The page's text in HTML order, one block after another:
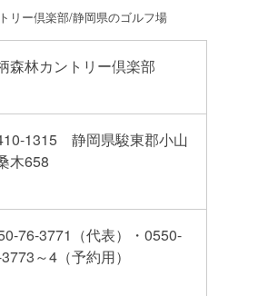
リー倶楽部/静岡県のゴルフ場
森林カントリー倶楽部
1315 静岡県駿東郡小山
木658
76-3771（代表）・0550-
～4（予約用）